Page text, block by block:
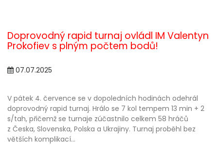
Doprovodný rapid turnaj ovládl IM Valentyn
Prokofiev s plným počtem bodů!
07.07.2025
V pátek 4. července se v dopoledních hodinách odehrál
doprovodný rapid turnaj. Hrálo se 7 kol tempem 13 min + 2
s/tah, přičemž se turnaje zúčastnilo celkem 58 hráčů
z Česka, Slovenska, Polska a Ukrajiny. Turnaj proběhl bez
větších komplikací...